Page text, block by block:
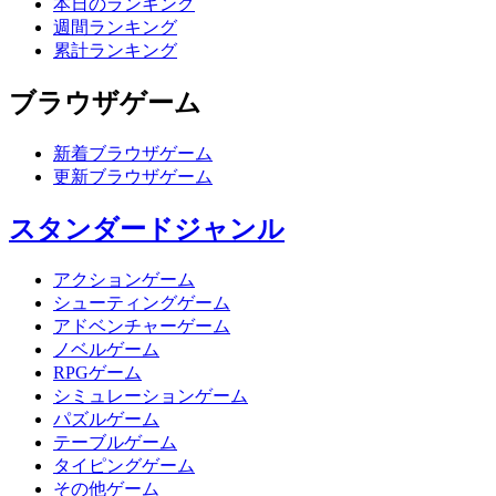
本日のランキング
週間ランキング
累計ランキング
ブラウザゲーム
新着ブラウザゲーム
更新ブラウザゲーム
スタンダードジャンル
アクションゲーム
シューティングゲーム
アドベンチャーゲーム
ノベルゲーム
RPGゲーム
シミュレーションゲーム
パズルゲーム
テーブルゲーム
タイピングゲーム
その他ゲーム